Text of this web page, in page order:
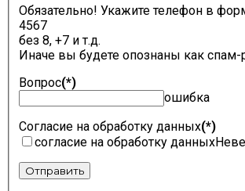
Обязательно! Укажите телефон в
4567
без 8, +7 и т.д.
Иначе вы будете опознаны как спам-
Вопрос(*)
ошибка
Согласие на обработку данных(*)
согласие на обработку данных
Отправить